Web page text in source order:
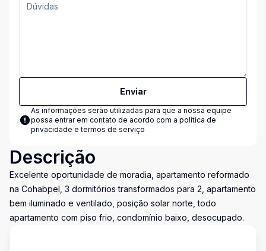
Enviar
As informações serão utilizadas para que a nossa equipe
possa entrar em contato de acordo com a política de
privacidade e termos de serviço
Descrição
Excelente oportunidade de moradia, apartamento reformado
na Cohabpel, 3 dormitórios transformados para 2, apartamento
bem iluminado e ventilado, posição solar norte, todo
apartamento com piso frio, condomínio baixo, desocupado.